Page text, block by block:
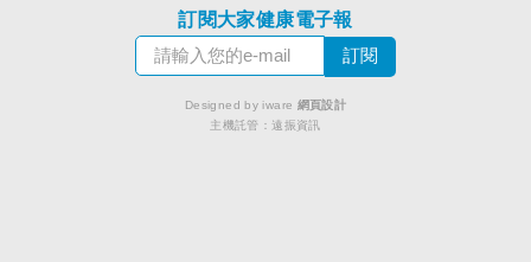
訂閱大家健康電子報
Designed by iware 網頁設計
主機託管：遠振資訊